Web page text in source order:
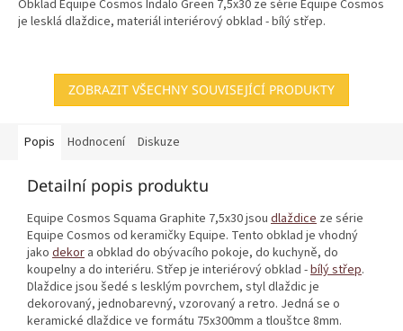
Obklad Equipe Cosmos Indalo Green 7,5x30 ze série Equipe Cosmos
je lesklá dlaždice, materiál interiérový obklad - bílý střep.
ZOBRAZIT VŠECHNY SOUVISEJÍCÍ PRODUKTY
Popis Hodnocení Diskuze
Detailní popis produktu
Equipe Cosmos Squama Graphite 7,5x30 jsou dlaždice ze série
Equipe Cosmos od keramičky Equipe. Tento obklad je vhodný
jako dekor a obklad do obývacího pokoje, do kuchyně, do
koupelny a do interiéru. Střep je interiérový obklad -bílý střep.
Dlaždice jsou šedé s lesklým povrchem, styl dlaždic je
dekorovaný, jednobarevný, vzorovaný a retro. Jedná se o
keramické dlaždice ve formátu 75x300mm a tlouštce 8mm.